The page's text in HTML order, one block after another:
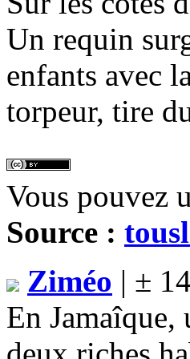
Un requin
enfants avec
torpeur, tire
Vous pouvez
Source :
Ziméo | ±
En Jamaîque,